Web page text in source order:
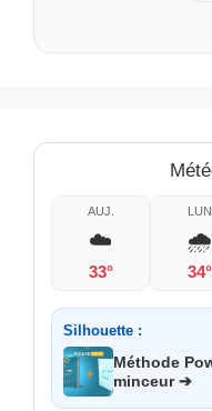
AUJ.
☁️
33°
LUN
🌧️
34°
Silhouette :
Méthode
minceur ➔